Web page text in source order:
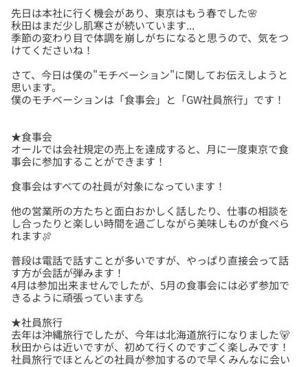
先日は本社に行く機会があり、東京はもう春でした🌸
秋田はまだ少し肌寒さが続いています...
季節の変わり目で体調を崩しがちになると思うので、気をつ
さて、今日は僕の"モチベーション"に関してお伝えしようと
思います。
★食事会
オールでは会社規定の売上を達成すると、月に一度東京で食
食事会はすべての社員が対象になっています！
他の営業所の方たちと面白おかしく話したり、仕事の相談を
し合ったりと楽しい時間を過ごしながら美味しものが食べら
普段は電話で話すことが多いですが、やっぱり直接会って話
す方が会話が弾みます！
4月は参加出来ませんでしたが、5月の食事会には必ず参加で
★社員旅行
去年は沖縄旅行でしたが、今年は北海道旅行になりました🐻
秋田からは近いですが、初めて行くのですごく楽しみです！
社員旅行でほとんどの社員が参加するので早くみんなに会い